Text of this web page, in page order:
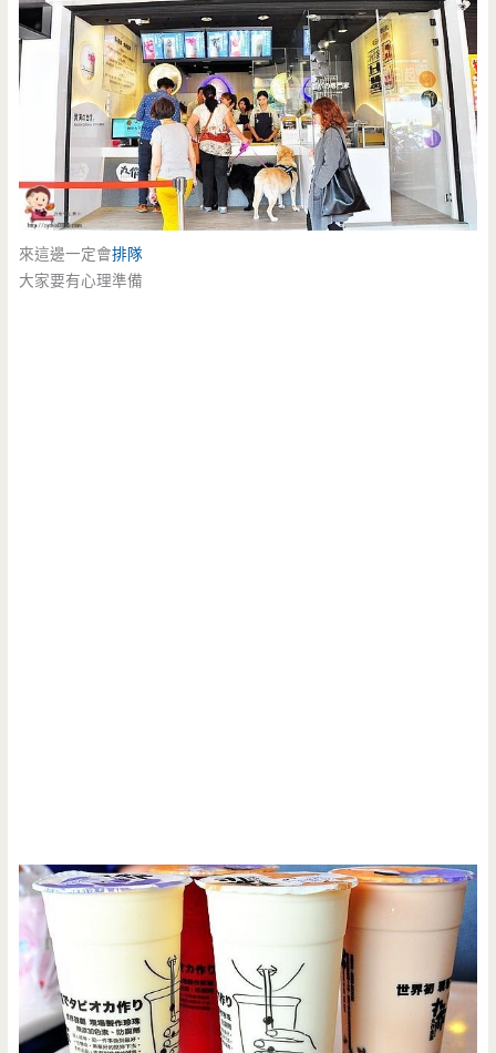
來這邊一定會排隊
大家要有心理準備